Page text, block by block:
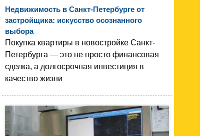
Недвижимость в Санкт-Петербурге от
застройщика: искусство осознанного
выбора
Покупка квартиры в новостройке Санкт-
Петербурга — это не просто финансовая
сделка, а долгосрочная инвестиция в
качество жизни